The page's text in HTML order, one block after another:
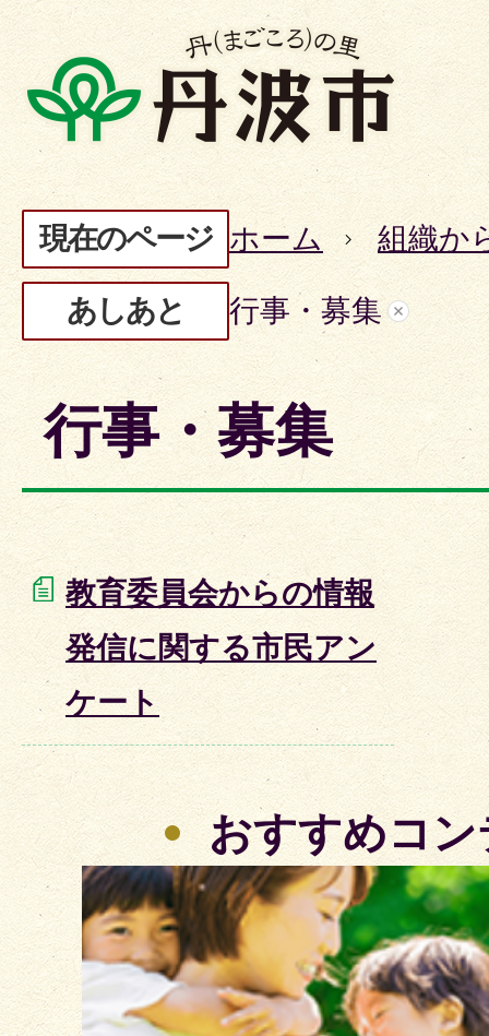
現在のページ ホーム 組織か
あしあと 行事・募集
行事・募集
教育委員会からの情報
発信に関する市民アン
ケート
おすすめコ
2
枚
目